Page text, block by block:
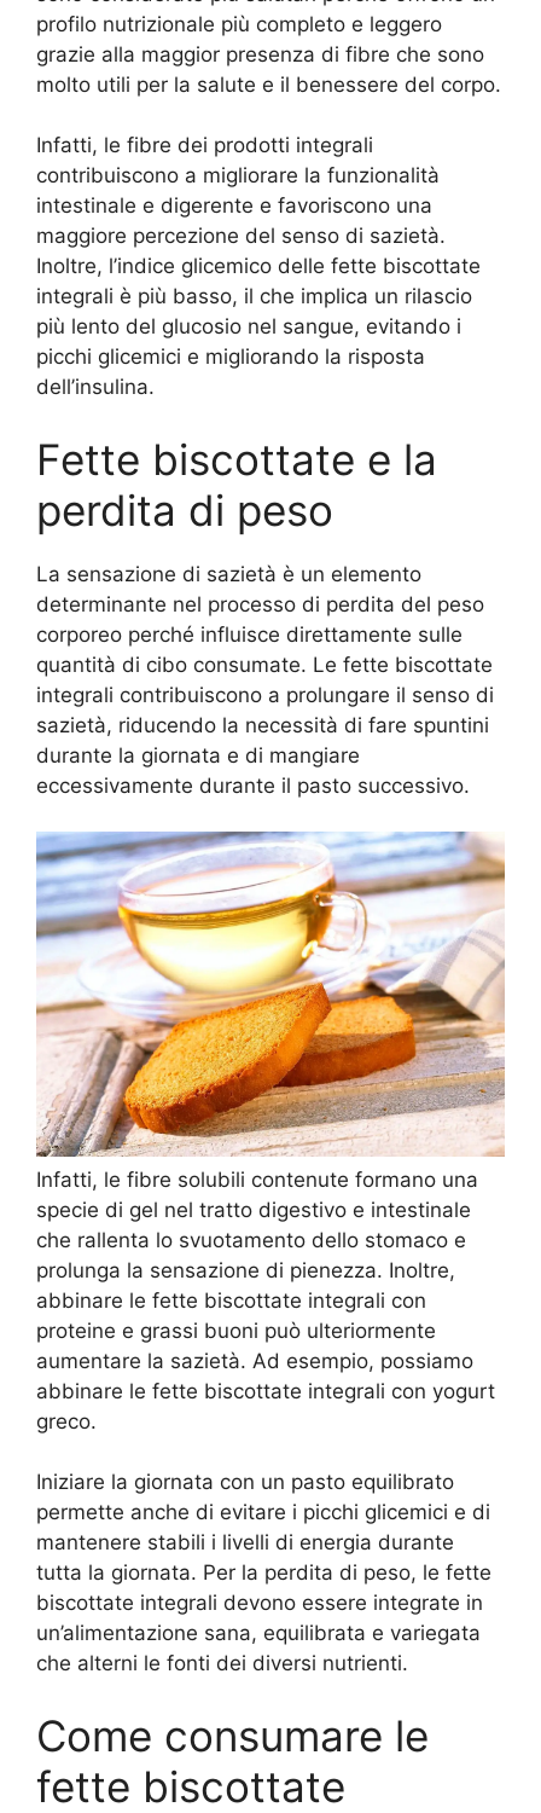
profilo nutrizionale più completo e leggero
grazie alla maggior presenza di fibre che sono
molto utili per la salute e il benessere del corpo.
Infatti, le fibre dei prodotti integrali
contribuiscono a migliorare la funzionalità
intestinale e digerente e favoriscono una
maggiore percezione del senso di sazietà.
Inoltre, l’indice glicemico delle fette biscottate
integrali è più basso, il che implica un rilascio
più lento del glucosio nel sangue, evitando i
picchi glicemici e migliorando la risposta
dell’insulina.
Fette biscottate e la
perdita di peso
La sensazione di sazietà è un elemento
determinante nel processo di perdita del peso
corporeo perché influisce direttamente sulle
quantità di cibo consumate. Le fette biscottate
integrali contribuiscono a prolungare il senso di
sazietà, riducendo la necessità di fare spuntini
durante la giornata e di mangiare
eccessivamente durante il pasto successivo.
Infatti, le fibre solubili contenute formano una
specie di gel nel tratto digestivo e intestinale
che rallenta lo svuotamento dello stomaco e
prolunga la sensazione di pienezza. Inoltre,
abbinare le fette biscottate integrali con
proteine e grassi buoni può ulteriormente
aumentare la sazietà. Ad esempio, possiamo
abbinare le fette biscottate integrali con yogurt
greco.
Iniziare la giornata con un pasto equilibrato
permette anche di evitare i picchi glicemici e di
mantenere stabili i livelli di energia durante
tutta la giornata. Per la perdita di peso, le fette
biscottate integrali devono essere integrate in
un’alimentazione sana, equilibrata e variegata
che alterni le fonti dei diversi nutrienti.
Come consumare le
fette biscottate